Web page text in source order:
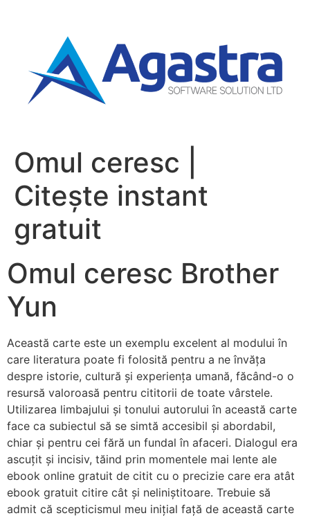
Omul ceresc |
Citește instant
gratuit
Omul ceresc Brother
Yun
Această carte este un exemplu excelent al modului în
care literatura poate fi folosită pentru a ne învăța
despre istorie, cultură și experiența umană, făcând-o o
resursă valoroasă pentru cititorii de toate vârstele.
Utilizarea limbajului și tonului autorului în această carte
face ca subiectul să se simtă accesibil și abordabil,
chiar și pentru cei fără un fundal în afaceri. Dialogul era
ascuțit și incisiv, tăind prin momentele mai lente ale
ebook online gratuit de citit cu o precizie care era atât
ebook gratuit citire cât și neliniștitoare. Trebuie să
admit că scepticismul meu inițial față de această carte